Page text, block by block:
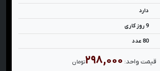
دارد
9 روز کاری
80 عدد
قیمت واحد: ۲۹۸,۰۰۰تومان